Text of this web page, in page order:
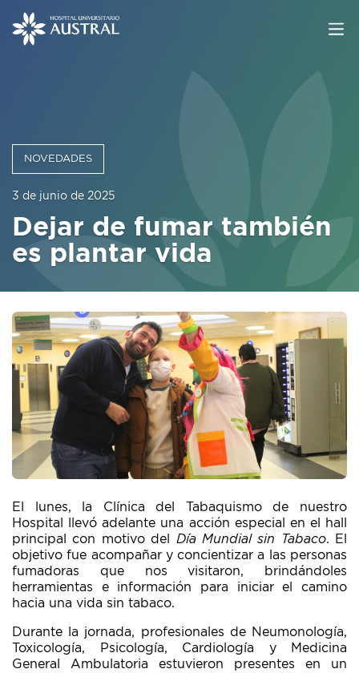
NOVEDADES
3 de junio de 2025
Dejar de fumar también
es plantar vida
El lunes, la Clínica del Tabaquismo de nuestro
Hospital llevó adelante una acción especial en el hall
principal con motivo del Día Mundial sin Tabaco. El
objetivo fue acompañar y concientizar a las personas
fumadoras que nos visitaron, brindándoles
herramientas e información para iniciar el camino
hacia una vida sin tabaco.
Durante la jornada, profesionales de Neumonología,
Toxicología, Psicología, Cardiología y Medicina
General Ambulatoria estuvieron presentes en un